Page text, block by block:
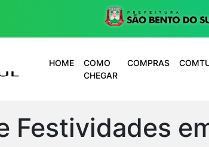
HOME
COMO
CHEGAR
COMPRAS
Festividades